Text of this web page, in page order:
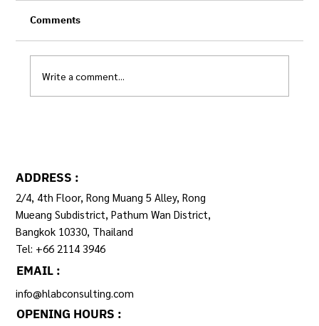
Comments
Write a comment...
ADDRESS :
2/4, 4th Floor, Rong Muang 5 Alley, Rong
Mueang Subdistrict, Pathum Wan District,
Bangkok 10330, Thailand
Tel: +66 2114 3946
EMAIL :
info@hlabconsulting.com
OPENING HOURS :